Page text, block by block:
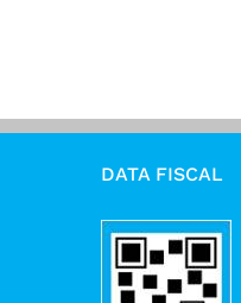
DATA FISCAL